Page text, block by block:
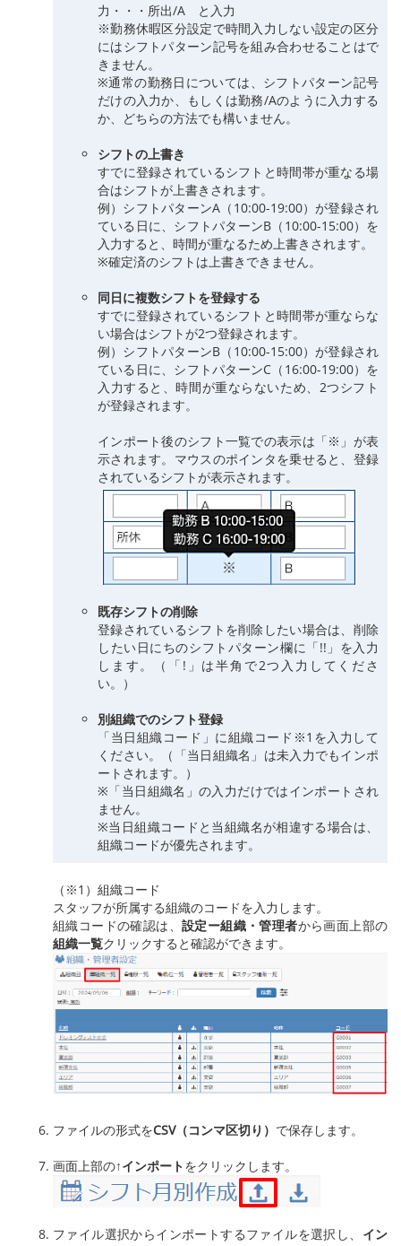
力・・・所出/A と入力
※勤務休暇区分設定で時間入力しない設定の区分
にはシフトパターン記号を組み合わせることはで
きません。
※通常の勤務日については、シフトパターン記号
だけの入力か、もしくは勤務/Aのように入力する
か、どちらの方法でも構いません。
シフトの上書き
すでに登録されているシフトと時間帯が重なる場
合はシフトが上書きされます。
例）シフトパターンA（10:00-19:00）が登録され
ている日に、シフトパターンB（10:00-15:00）を
入力すると、時間が重なるため上書きされます。
※確定済のシフトは上書きできません。
同日に複数シフトを登録する
すでに登録されているシフトと時間帯が重ならな
い場合はシフトが2つ登録されます。
例）シフトパターンB（10:00-15:00）が登録され
ている日に、シフトパターンC（16:00-19:00）を
入力すると、時間が重ならないため、2つシフト
が登録されます。
インポート後のシフト一覧での表示は「※」が表
示されます。マウスのポインタを乗せると、登録
されているシフトが表示されます。
既存シフトの削除
登録されているシフトを削除したい場合は、削除
したい日にちのシフトパターン欄に「!!」を入力
します。（「!」は半角で2つ入力してくださ
い。）
別組織でのシフト登録
「当日組織コード」に組織コード※1を入力して
ください。（「当日組織名」は未入力でもインポ
ートされます。）
※「当日組織名」の入力だけではインポートされ
ません。
※当日組織コードと当組織名が相違する場合は、
組織コードが優先されます。
（※1）組織コード
スタッフが所属する組織のコードを入力します。
組織コードの確認は、 設定ー組織・管理者から画面上部の
組織一覧クリックすると確認ができます。
ファイルの形式をCSV（コンマ区切り） で保存します。
画面上部の↑インポートをクリックします。
ファイル選択からインポートするファイルを選択し、 イン